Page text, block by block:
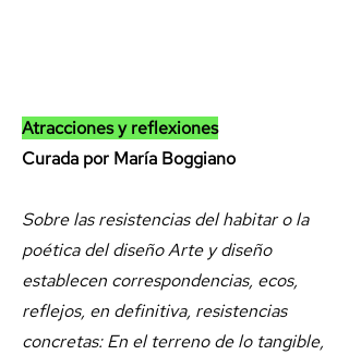
Atracciones y reflexiones
Curada por María Boggiano
Sobre las resistencias del habitar o la
poética del diseño Arte y diseño
establecen correspondencias, ecos,
reflejos, en definitiva, resistencias
concretas: En el terreno de lo tangible,